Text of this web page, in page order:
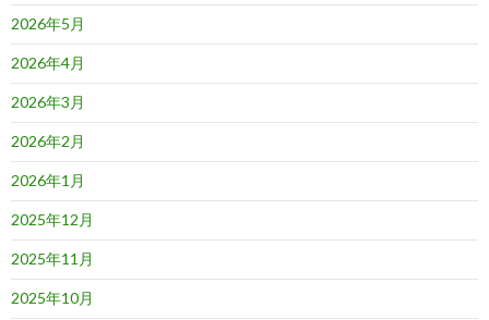
2026年5月
2026年4月
2026年3月
2026年2月
2026年1月
2025年12月
2025年11月
2025年10月